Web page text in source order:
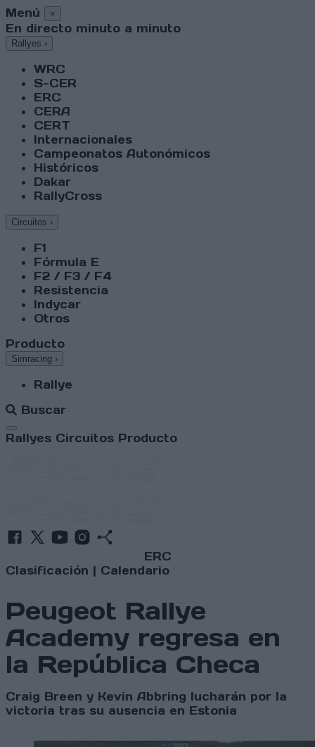
Menú ×
En directo minuto a minuto
Rallyes ›
WRC
S-CER
ERC
CERA
CERT
Internacionales
Campeonatos Autonómicos
Históricos
Dakar
RallyCross
Circuitos ›
F1
Fórmula E
F2 / F3 / F4
Resistencia
Indycar
Otros
Producto
Simracing ›
Rallye
Buscar
Abrir menú
Rallyes Circuitos Producto
ERC
Clasificación | Calendario
Peugeot Rallye
Academy regresa en
la República Checa
Craig Breen y Kevin Abbring lucharán por la
victoria tras su ausencia en Estonia